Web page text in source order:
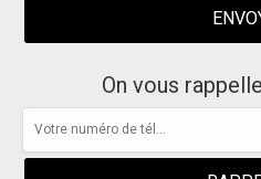
On vous